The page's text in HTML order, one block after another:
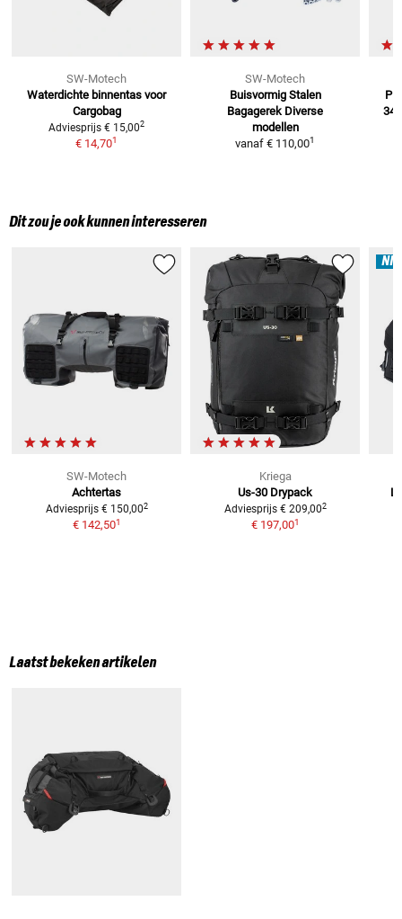
SW-Motech
Waterdichte binnentas voor
Cargobag
Adviesprijs € 15,002
€ 14,701
SW-Motech
Buisvormig Stalen
Bagagerek Diverse
modellen
vanaf € 110,001
34
Dit zou je ook kunnen interesseren
SW-Motech
Achtertas
Adviesprijs € 150,002
€ 142,501
Kriega
Us-30 Drypack
Adviesprijs € 209,002
€ 197,001
Laatst bekeken artikelen